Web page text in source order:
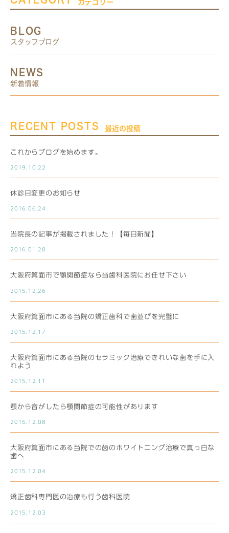
カテゴリー
BLOG
スタッフブログ
NEWS
新着情報
RECENT POSTS 最近の投稿
これからブログを始めます。
2019.10.22
休診日変更のお知らせ
2016.06.24
当院長の記事が掲載されました！【毎日新聞】
2016.01.28
大阪府箕面市で顎関節症なら当歯科医院にお任せ下さい
2015.12.26
大阪府箕面市にある当院の矯正歯科で歯並びを完璧に
2015.12.17
大阪府箕面市にある当院のセラミック治療できれいな歯を手に入
れよう
2015.12.11
顎から音がしたら顎関節症の可能性があります
2015.12.08
大阪府箕面市にある当院での歯のホワイトニング治療で真っ白な
歯へ
2015.12.04
矯正歯科専門医の治療も行う歯科医院
2015.12.03